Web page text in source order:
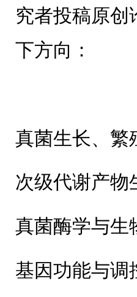
究者投稿原创
下方向：
真菌生长、繁
次级代谢产物
真菌酶学与生
基因功能与调